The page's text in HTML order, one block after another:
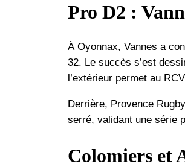
Pro D2 :
À Oyonnax, Vannes a
32. Le succès s’est
l’extérieur permet au
Derrière, Provence
serré, validant une série
Colomiers et